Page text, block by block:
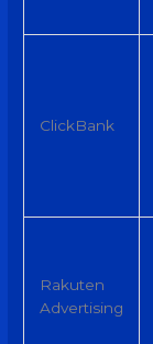
ClickBank
Rakuten
Advertising